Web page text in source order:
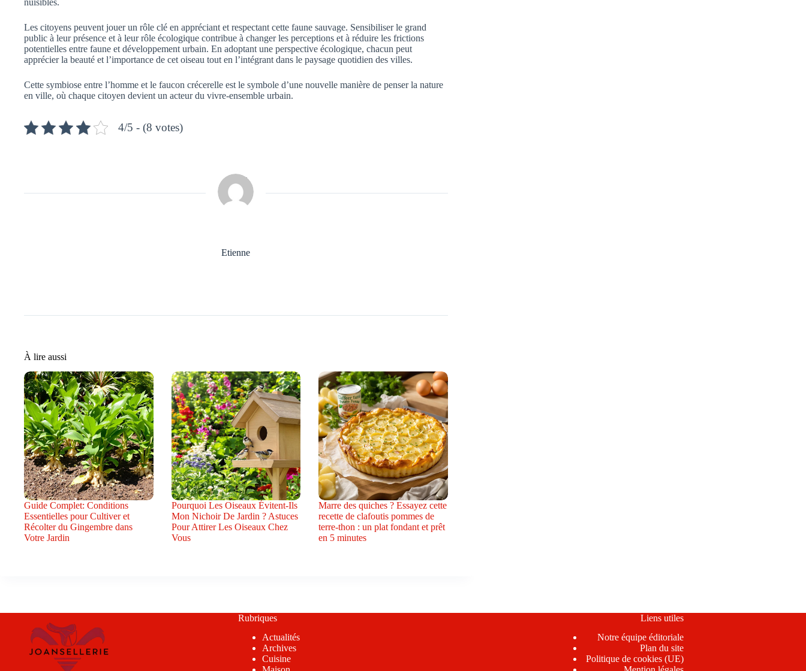
nuisibles.
Les citoyens peuvent jouer un rôle clé en appréciant et respectant cette faune sauvage. Sensibiliser le grand
public à leur présence et à leur rôle écologique contribue à changer les perceptions et à réduire les frictions
potentielles entre faune et développement urbain. En adoptant une perspective écologique, chacun peut
apprécier la beauté et l’importance de cet oiseau tout en l’intégrant dans le paysage quotidien des villes.
Cette symbiose entre l’homme et le faucon crécerelle est le symbole d’une nouvelle manière de penser la nature
en ville, où chaque citoyen devient un acteur du vivre-ensemble urbain.
4/5 - (8 votes)
Etienne
À lire aussi
Guide Complet: Conditions
Essentielles pour Cultiver et
Récolter du Gingembre dans
Votre Jardin
Pourquoi Les Oiseaux Évitent-Ils
Mon Nichoir De Jardin ? Astuces
Pour Attirer Les Oiseaux Chez
Vous
Marre des quiches ? Essayez cette
recette de clafoutis pommes de
terre-thon : un plat fondant et prêt
en 5 minutes
Rubriques
Actualités
Archives
Cuisine
Liens utiles
Notre équipe éditoriale
Plan du site
Politique de cookies (UE)